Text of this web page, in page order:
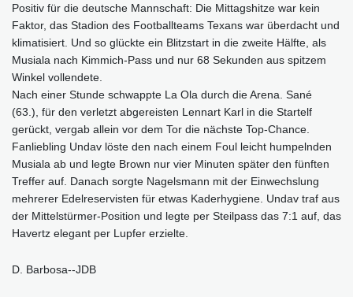
Positiv für die deutsche Mannschaft: Die Mittagshitze war kein
Faktor, das Stadion des Footballteams Texans war überdacht und
klimatisiert. Und so glückte ein Blitzstart in die zweite Hälfte, als
Musiala nach Kimmich-Pass und nur 68 Sekunden aus spitzem
Winkel vollendete.
Nach einer Stunde schwappte La Ola durch die Arena. Sané
(63.), für den verletzt abgereisten Lennart Karl in die Startelf
gerückt, vergab allein vor dem Tor die nächste Top-Chance.
Fanliebling Undav löste den nach einem Foul leicht humpelnden
Musiala ab und legte Brown nur vier Minuten später den fünften
Treffer auf. Danach sorgte Nagelsmann mit der Einwechslung
mehrerer Edelreservisten für etwas Kaderhygiene. Undav traf aus
der Mittelstürmer-Position und legte per Steilpass das 7:1 auf, das
Havertz elegant per Lupfer erzielte.
D. Barbosa--JDB